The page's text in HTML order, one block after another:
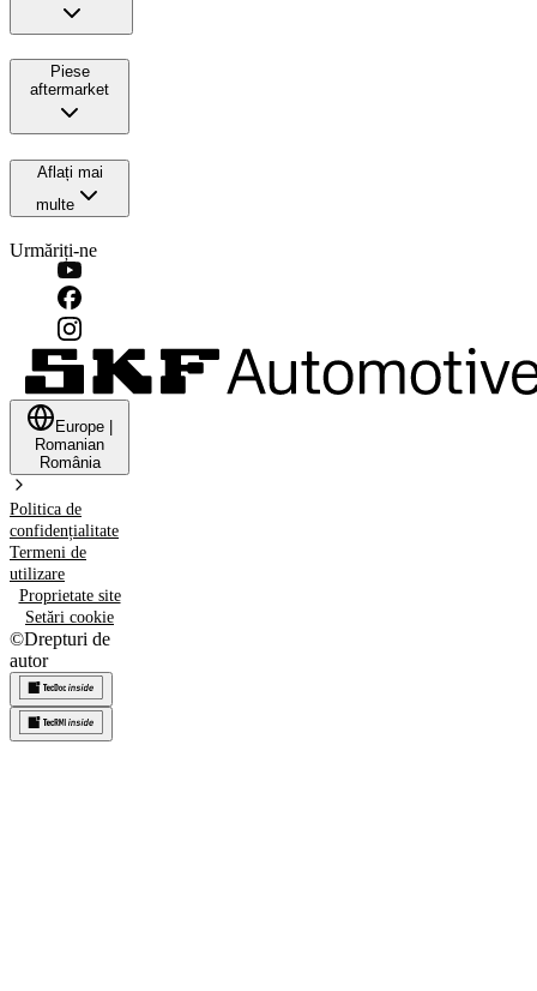
Piese
aftermarket
Aflați mai
multe
Urmăriți-ne
Europe
Romanian
România
Politica de
confidențialitate
Termeni de
utilizare
Proprietate site
Setări cookie
©Drepturi de
autor